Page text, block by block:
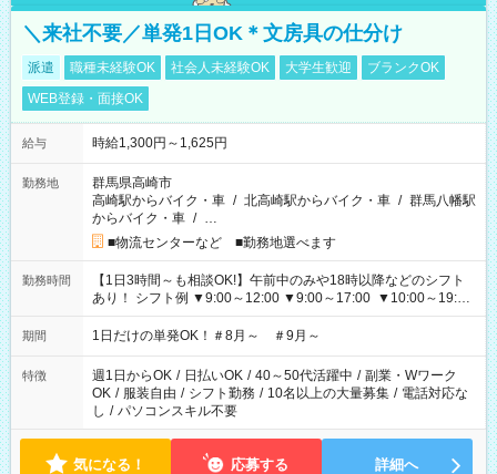
＼来社不要／単発1日OK＊文房具の仕分け
派遣 職種未経験OK 社会人未経験OK 大学生歓迎
ブランクOK
WEB登録・面接OK
給与 時給1,300円～1,625円
勤務地
群馬県高崎市
高崎駅からバイク・車 / 北高崎駅からバイク・車 / 群馬八幡駅
からバイク・車 / …
■物流センターなど ■勤務地選べます
勤務時間
【1日3時間～も相談OK!】午前中のみや18時以降などのシフト
あり！ シフト例 ▼9:00～12:00 ▼9:00～17:00 ▼10:00～19:00
▼18:00～21:00
期間 1日だけの単発OK！＃8月～ ＃9月～
特徴 週1日からOK / 日払いOK / 40～50代活躍中 / 副業・Wワーク
OK / 服装自由 / シフト勤務 / 10名以上の大量募集 / 電話対応な
し / パソコンスキル不要
気になる！ 応募する 詳細へ